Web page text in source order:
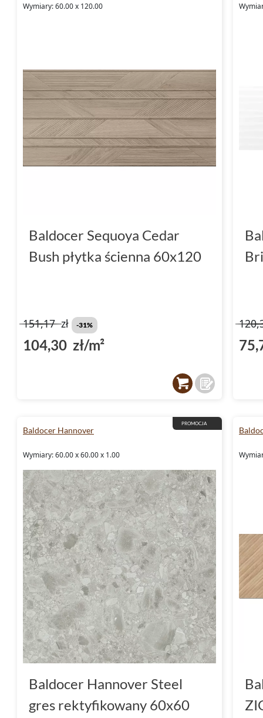
Wymiary: 60.00 x 120.00
Baldocer Sequoya Cedar
Bush płytka ścienna 60x120
151,17zł -31%
104,30 zł/m²
PROMOCJA
Baldocer Hannover
Wymiary: 60.00 x 60.00 x 1.00
Baldocer Hannover Steel
gres rektyfikowany 60x60